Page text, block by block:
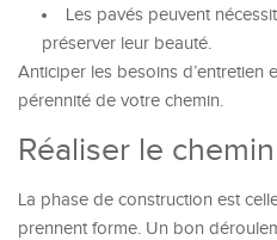
Les pavés peuvent
préserver leur beauté.
Anticiper les besoins d’entretien
pérennité de votre chemin.
Réaliser le
La phase de construction est
prennent forme. Un bon